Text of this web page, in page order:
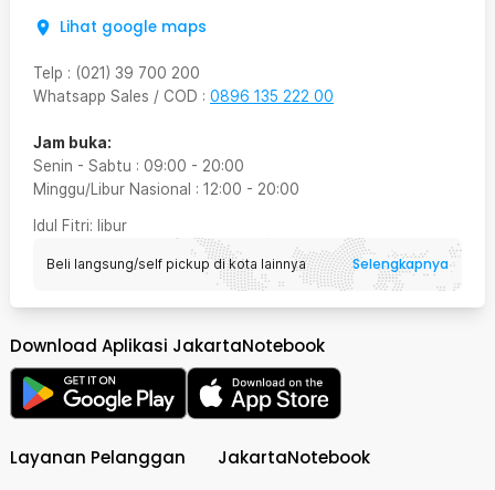
Lihat google maps
Telp : (021) 39 700 200
Whatsapp Sales / COD : 0896 135 222 00
Jam buka:
Senin - Sabtu : 09:00 - 20:00
Minggu/Libur Nasional : 12:00 - 20:00
Idul Fitri: libur
Beli langsung/self pickup di kota lainnya Selengkapnya
Download Aplikasi JakartaNotebook
Layanan Pelanggan JakartaNotebook